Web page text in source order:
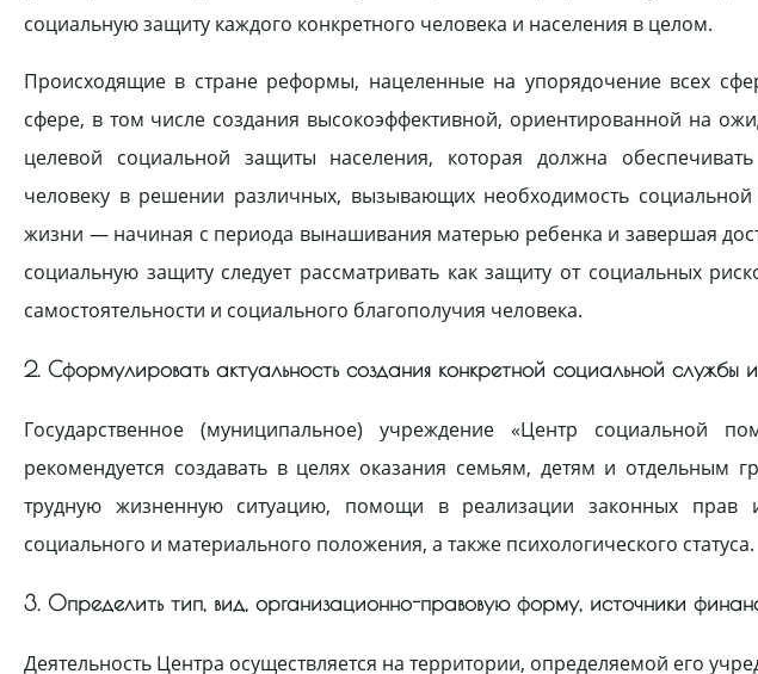
социальную защиту каждого конкретного человека и населения в целом.
Происходящие в стране реформы, нацеленные на упорядочение всех
сфере, в том числе создания высокоэффективной, ориентированной на
целевой социальной защиты населения, которая должна
человеку в решении различных, вызывающих необходимость
жизни — начиная с периода вынашивания матерью ребенка и завершая
социальную защиту следует рассматривать как защиту от социальных
самостоятельности и социального благополучия человека.
2. Сформулировать актуальность создания конкретной социальной службы
Государственное (муниципальное) учреждение «Центр
рекомендуется создавать в целях оказания семьям, детям и
трудную жизненную ситуацию, помощи в реализации законных прав
социального и материального положения, а также психологического статуса.
3. Определить тип, вид, организационно-правовую форму, источники
Деятельность Центра осуществляется на территории, определяемой его